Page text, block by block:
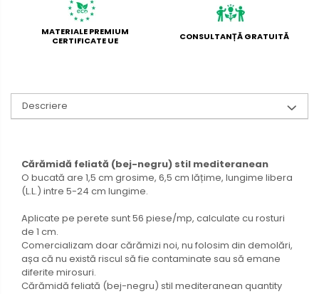
MATERIALE PREMIUM
CERTIFICATE UE
CONSULTANȚĂ GRATUITĂ
Descriere
Cărămidă feliată (bej-negru) stil mediteranean
O bucată are 1,5 cm grosime, 6,5 cm lățime, lungime libera
(L.L.) intre 5-24 cm lungime.
Aplicate pe perete sunt 56 piese/mp, calculate cu rosturi
de 1 cm.
Comercializam doar cărămizi noi, nu folosim din demolări,
așa că nu există riscul să fie contaminate sau să emane
diferite mirosuri.
Cărămidă feliată (bej-negru) stil mediteranean quantity